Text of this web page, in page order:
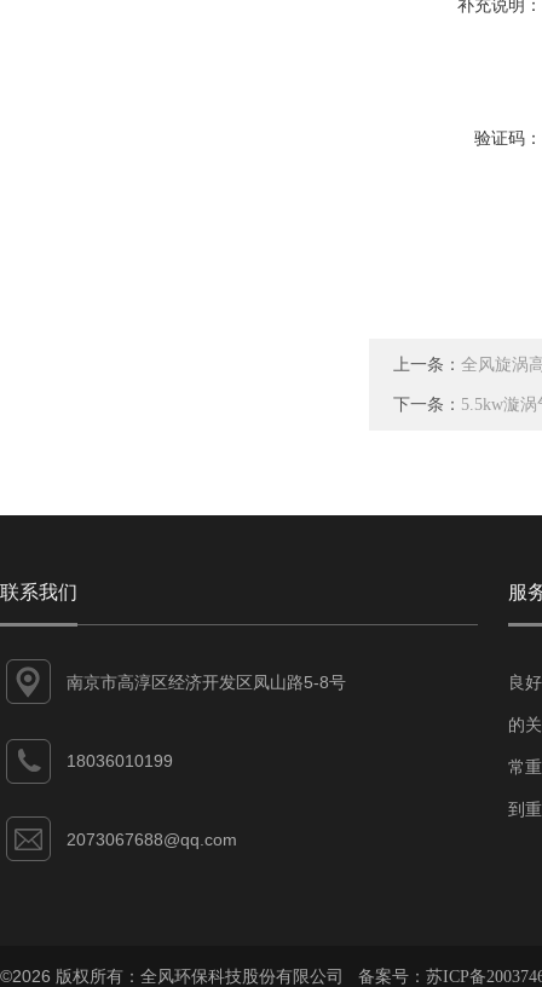
补充说明：
验证码：
上一条： 全风旋涡
下一条： 5.5kw漩
联系我们
南京市高淳区经济开发区凤山路5-8号
18036010199
2073067688@qq.com
服
良
的
常
到
©2026 版权所有：全风环保科技股份有限公司 备案号： 苏ICP备